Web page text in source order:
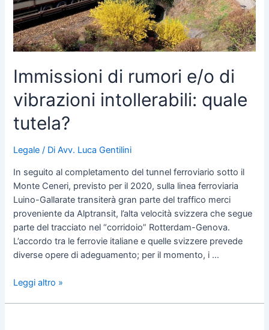
Immissioni di rumori e/o di
vibrazioni intollerabili: quale
tutela?
Legale / DiAvv. Luca Gentilini
In seguito al completamento del tunnel ferroviario sotto il
Monte Ceneri, previsto per il 2020, sulla linea ferroviaria
Luino-Gallarate transiterà gran parte del traffico merci
proveniente da Alptransit, l’alta velocità svizzera che segue
parte del tracciato nel “corridoio” Rotterdam-Genova.
L’accordo tra le ferrovie italiane e quelle svizzere prevede
diverse opere di adeguamento; per il momento, i …
tutela?
Leggi altro »